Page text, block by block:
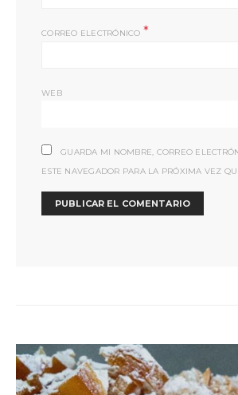
CORREO ELECTRÓNICO *
WEB
GUARDA MI NOMBRE, CORREO
ESTE NAVEGADOR PARA LA PRÓXIMA VEZ